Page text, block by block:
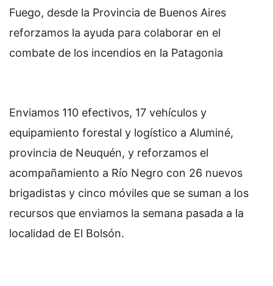
Fuego, desde la Provincia de Buenos Aires
reforzamos la ayuda para colaborar en el
combate de los incendios en la Patagonia
Enviamos 110 efectivos, 17 vehículos y
equipamiento forestal y logístico a Aluminé,
provincia de Neuquén, y reforzamos el
acompañamiento a Río Negro con 26 nuevos
brigadistas y cinco móviles que se suman a los
recursos que enviamos la semana pasada a la
localidad de El Bolsón.